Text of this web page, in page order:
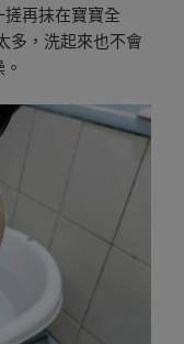
再抺在寶寶全
多，洗起來也不會